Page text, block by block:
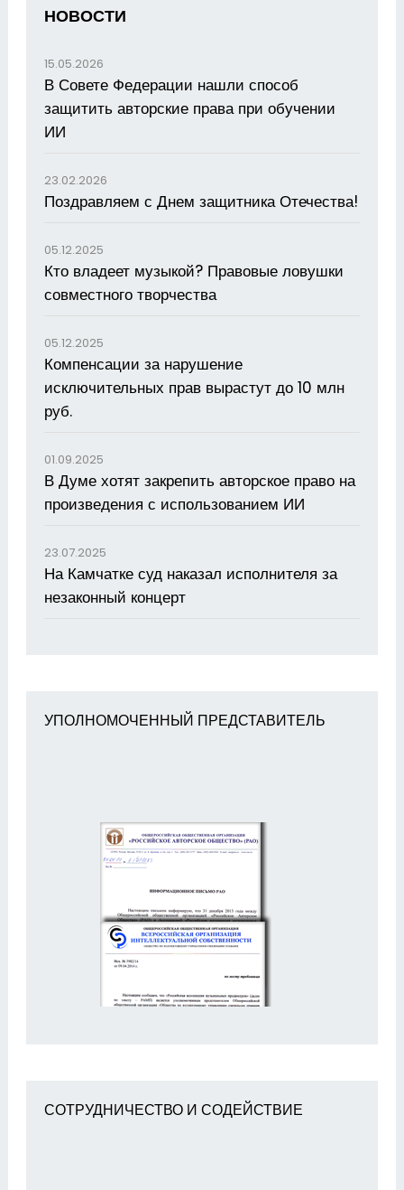
НОВОСТИ
15.05.2026
В Совете Федерации нашли способ
защитить авторские права при обучении
ИИ
23.02.2026
Поздравляем с Днем защитника Отечества!
05.12.2025
Кто владеет музыкой? Правовые ловушки
совместного творчества
05.12.2025
Компенсации за нарушение
исключительных прав вырастут до 10 млн
руб.
01.09.2025
В Думе хотят закрепить авторское право на
произведения с использованием ИИ
23.07.2025
На Камчатке суд наказал исполнителя за
незаконный концерт
УПОЛНОМОЧЕННЫЙ ПРЕДСТАВИТЕЛЬ
СОТРУДНИЧЕСТВО И СОДЕЙСТВИЕ